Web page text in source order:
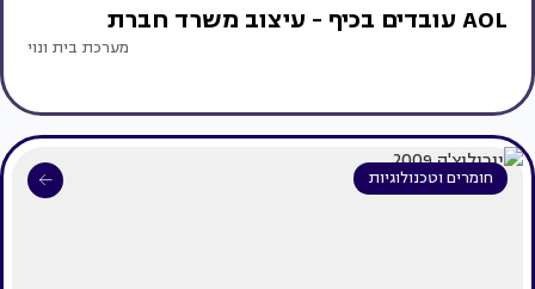
AOL עובדים בכיף - עיצוב משרד חברת
מערכת בית ונוי
חומרים וטכנולוגיות